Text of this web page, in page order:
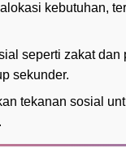
kebutuhan,
seperti zakat dan
sekunder.
tekanan sosial